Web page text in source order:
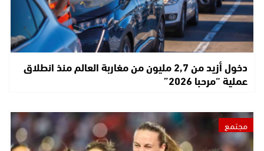
دخول أزيد من 2,7 مليون من مغاربة العالم منذ انطلاق
عملية “مرحبا 2026”
مجتمع